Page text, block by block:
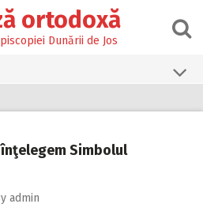
ortodoxă
Dunării de Jos
Simbolul
admin